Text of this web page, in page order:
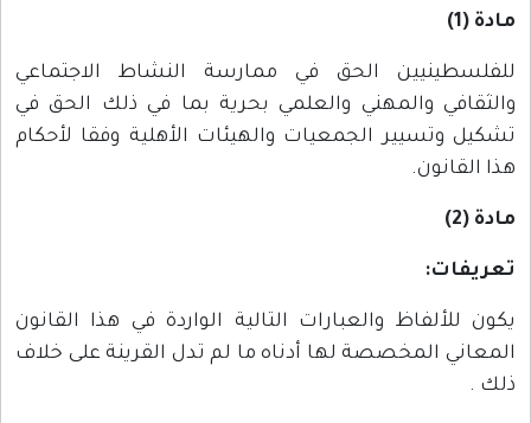
مادة (1)
للفلسطينيين الحق في ممارسة النشاط الاجتماعي
والثقافي والمهني والعلمي بحرية بما في ذلك الحق في
تشكيل وتسيير الجمعيات والهيئات الأهلية وفقا لأحكام
هذا القانون.
مادة (2)
تعريفات:
يكون للألفاظ والعبارات التالية الواردة في هذا القانون
المعاني المخصصة لها أدناه ما لم تدل القرينة على خلاف
ذلك .